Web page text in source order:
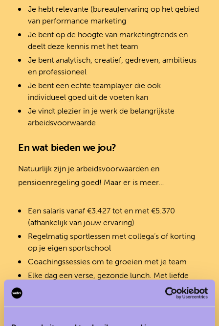
Je hebt relevante (bureau)ervaring op het gebied
van performance marketing
Je bent op de hoogte van marketingtrends en
deelt deze kennis met het team
Je bent analytisch, creatief, gedreven, ambitieus
en professioneel
Je bent een echte teamplayer die ook
individueel goed uit de voeten kan
Je vindt plezier in je werk de belangrijkste
arbeidsvoorwaarde
En wat bieden we jou?
Natuurlijk zijn je arbeidsvoorwaarden en
pensioenregeling goed! Maar er is meer…
Een salaris vanaf €3.427 tot en met €5.370
(afhankelijk van jouw ervaring)
Regelmatig sportlessen met collega’s of korting
op je eigen sportschool
Coachingssessies om te groeien met je team
Elke dag een verse, gezonde lunch. Met liefde
Budget om jezelf te ontwikkelen door trainingen